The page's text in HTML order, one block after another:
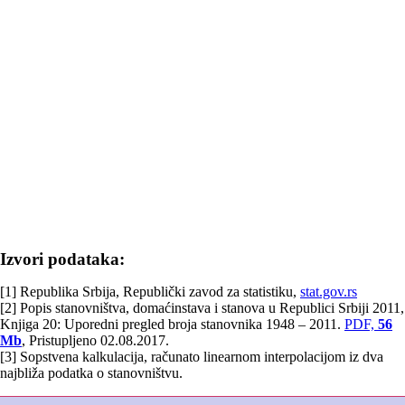
Izvori podataka:
[1] Republika Srbija, Republički zavod za statistiku, stat.gov.rs
[2] Popis stanovništva, domaćinstava i stanova u Republici Srbiji 2011,
Knjiga 20: Uporedni pregled broja stanovnika 1948 – 2011. PDF, 56
Mb, Pristupljeno 02.08.2017.
[3] Sopstvena kalkulacija, računato linearnom interpolacijom iz dva
najbliža podatka o stanovništvu.